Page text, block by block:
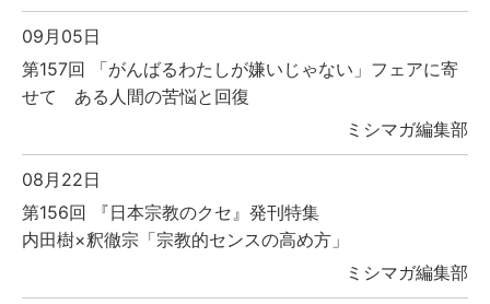
09月05日
第157回 「がんばるわたしが嫌いじゃない」フェアに寄
せて ある人間の苦悩と回復
ミシマガ編集部
08月22日
第156回 『日本宗教のクセ』発刊特集
内田樹×釈徹宗「宗教的センスの高め方」
ミシマガ編集部